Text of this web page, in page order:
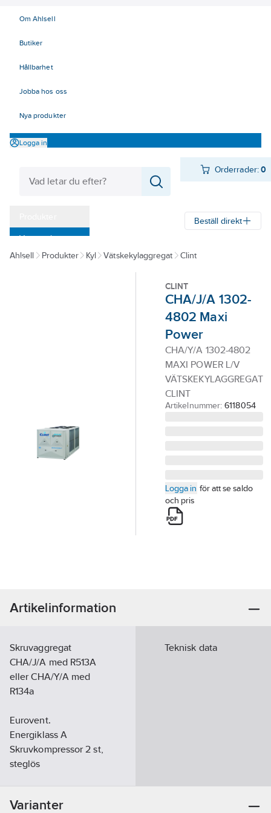
Om Ahlsell
Butiker
Hållbarhet
Jobba hos oss
Nya produkter
Logga in
Orderrader:0
Varumärken
Kampanjer
Beställ direkt
Ahlsell Produkter Kyl Vätskekylaggregat Clint
CLINT
CHA/J/A 1302-
4802 Maxi
Power
CHA/Y/A 1302-4802
MAXI POWER L/V
VÄTSKEKYLAGGREGAT
CLINT
Artikelnummer: 6118054
Logga in för att se saldo
och pris
Artikelinformation
Skruvaggregat
CHA/J/A med R513A
eller CHA/Y/A med
R134a
Eurovent.
Energiklass A
Skruvkompressor 2 st,
steglös
separata
Teknisk data
Varianter